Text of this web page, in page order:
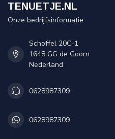
TENUETJE.NL
Onze bedrijfsinformatie
Schoffel 20C-1
1648 GG de Goorn
Nederland
0628987309
0628987309